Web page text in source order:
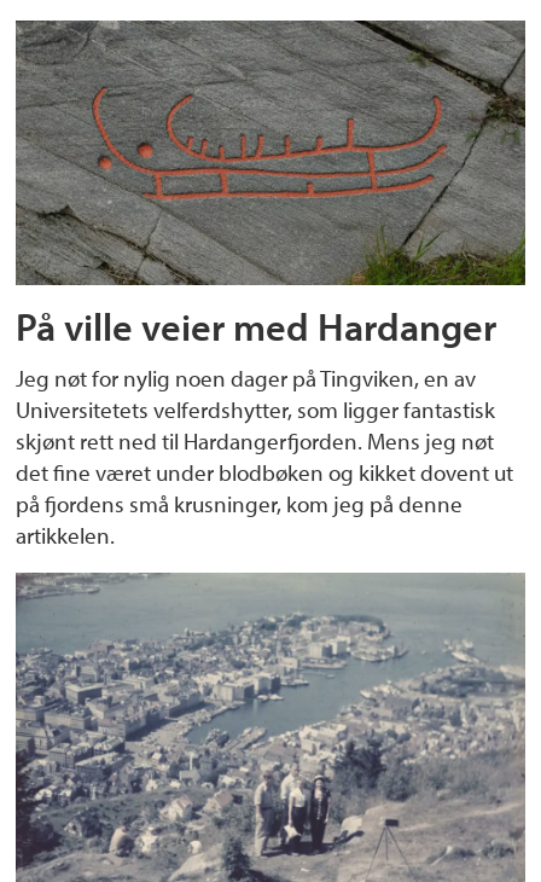
På ville veier med Hardanger
Jeg nøt for nylig noen dager på Tingviken, en av
Universitetets velferdshytter, som ligger fantastisk
skjønt rett ned til Hardangerfjorden. Mens jeg nøt
det fine været under blodbøken og kikket dovent ut
på fjordens små krusninger, kom jeg på denne
artikkelen.